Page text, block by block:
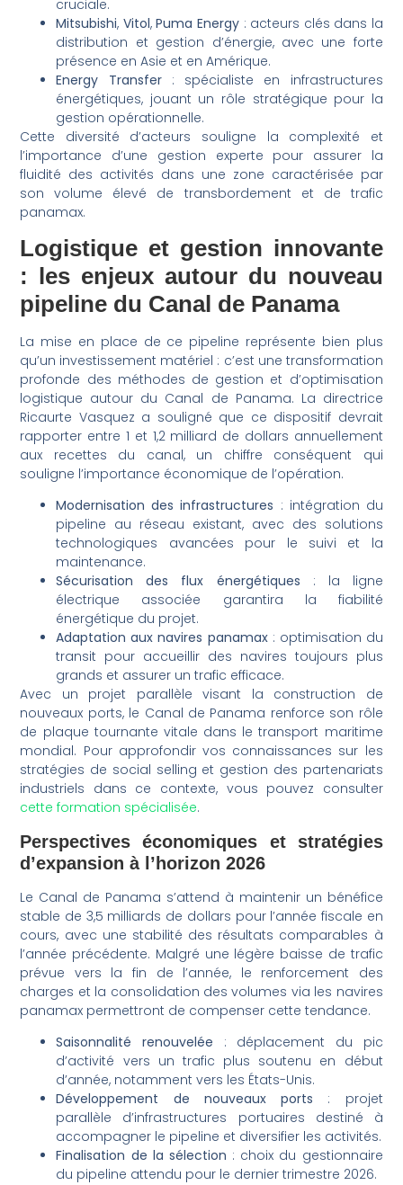
cruciale.
Mitsubishi, Vitol,Puma Energy: acteurs clés dans la
distribution et gestion d’énergie, avec une forte
présence en Asie et en Amérique.
Energy Transfer: spécialiste en infrastructures
énergétiques, jouant un rôle stratégique pour la
gestion opérationnelle.
Cette diversité d’acteurs souligne la complexité et
l’importance d’une gestion experte pour assurer la
fluidité des activités dans une zone caractérisée par
son volume élevé de transbordement et de trafic
panamax.
Logistique et gestion innovante
: les enjeux autour du nouveau
pipeline du Canal de Panama
La mise en place de ce pipeline représente bien plus
qu’un investissement matériel : c’est une transformation
profonde des méthodes de gestion et d’optimisation
logistique autour du Canal de Panama. La directrice
Ricaurte Vasquez a souligné que ce dispositif devrait
rapporter entre 1 et 1,2 milliard de dollars annuellement
aux recettes du canal, un chiffre conséquent qui
souligne l’importance économique de l’opération.
Modernisation des infrastructures : intégration du
pipeline au réseau existant, avec des solutions
technologiques avancées pour le suivi et la
maintenance.
Sécurisation des flux énergétiques : la ligne
électrique associée garantira la fiabilité
énergétique du projet.
Adaptation aux navires panamax: optimisation du
transit pour accueillir des navires toujours plus
grands et assurer un trafic efficace.
Avec un projet parallèle visant la construction de
nouveaux ports, le Canal de Panama renforce son rôle
de plaque tournante vitale dans le transport maritime
mondial. Pour approfondir vos connaissances sur les
stratégies de social selling et gestion des partenariats
industriels dans ce contexte, vous pouvez consulter
cette formation spécialisée.
Perspectives économiques et stratégies
d’expansion à l’horizon 2026
Le Canal de Panama s’attend à maintenir un bénéfice
stable de 3,5 milliards de dollars pour l’année fiscale en
cours, avec une stabilité des résultats comparables à
l’année précédente. Malgré une légère baisse de trafic
prévue vers la fin de l’année, le renforcement des
charges et la consolidation des volumes via les navires
panamax permettront de compenser cette tendance.
Saisonnalité renouvelée : déplacement du pic
d’activité vers un trafic plus soutenu en début
d’année, notamment vers les États-Unis.
Développement de nouveaux ports : projet
parallèle d’infrastructures portuaires destiné à
accompagner le pipeline et diversifier les activités.
Finalisation de la sélection : choix du gestionnaire
du pipeline attendu pour le dernier trimestre 2026.